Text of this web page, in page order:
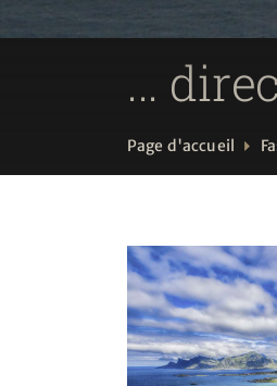
...
Page d'accueil